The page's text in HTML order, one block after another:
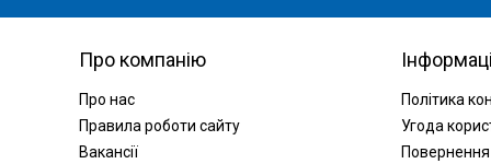
ТОВ "КФК "Грін Фарм
ЭЛЬФА ФАРМ СП. З.О.О.
ПОЛЬША (2)
ООО «КФК«ГРИН ФАРМ
Про компанію
Про нас
Правила роботи сайту
Вакансії
Політика
Угода
Повернення